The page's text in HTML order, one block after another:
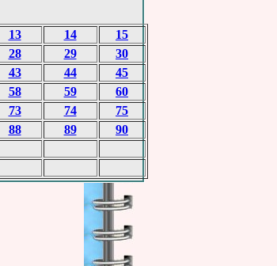
13 14
15
28 29
30
43 44
45
58 59
60
73 74
75
88 89
90